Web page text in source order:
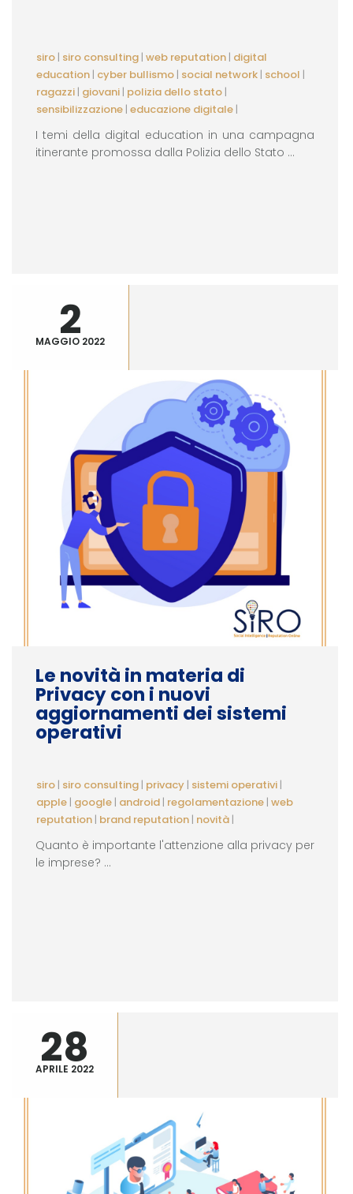
siro | siro consulting | web reputation | digital
education | cyber bullismo | social network | school |
ragazzi | giovani | polizia dello stato |
sensibilizzazione | educazione digitale |
I temi della digital education in una campagna
itinerante promossa dalla Polizia dello Stato ...
2
MAGGIO 2022
Le novità in materia di
Privacy con i nuovi
aggiornamenti dei sistemi
operativi
siro | siro consulting | privacy | sistemi operativi |
apple | google | android | regolamentazione | web
reputation | brand reputation | novità |
Quanto è importante l'attenzione alla privacy per
le imprese? ...
28
APRILE 2022